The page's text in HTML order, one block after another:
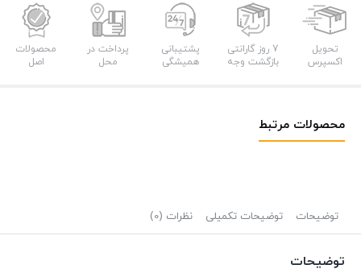
تحویل
اکسپرس
7 روز گارانتی
بازگشت وجه
پشتیبانی
همیشگی
پرداخت در
محل
محصولات
اصل
محصولات مرتبط
توضیحات توضیحات تکمیلی نظرات (0)
توضیحات